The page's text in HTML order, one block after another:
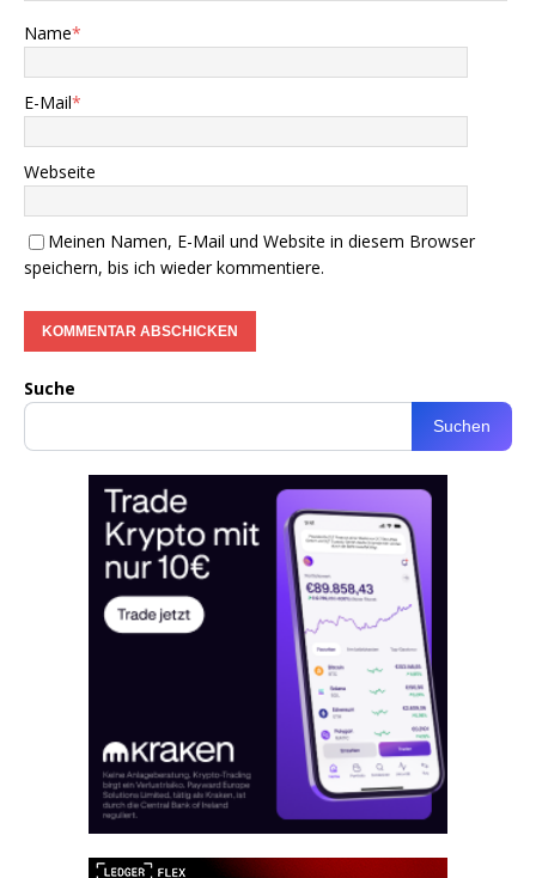
Name*
E-Mail*
Webseite
Meinen Namen, E-Mail und Website in diesem Browser
speichern, bis ich wieder kommentiere.
Suche
Suchen